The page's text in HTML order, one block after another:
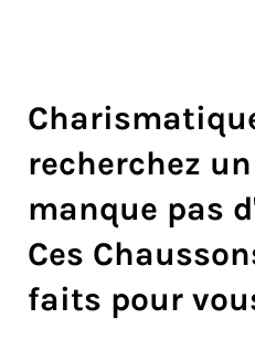
recherchez
manque pas
Ces
faits pour